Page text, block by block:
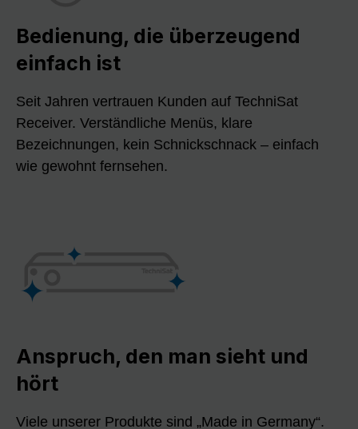
Bedienung, die überzeugend
einfach ist
Seit Jahren vertrauen Kunden auf TechniSat
Receiver. Verständliche Menüs, klare
Bezeichnungen, kein Schnickschnack – einfach
wie gewohnt fernsehen.
Anspruch, den man sieht und
hört
Viele unserer Produkte sind „Made in Germany“.